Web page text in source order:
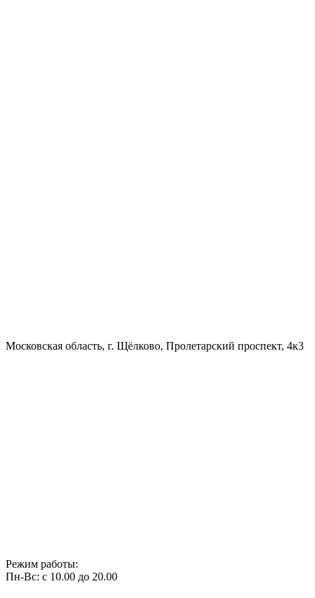
Московская область, г. Щёлково, Пролетарский проспект, 4к3
Режим работы:
Пн-Вс: с 10.00 до 20.00